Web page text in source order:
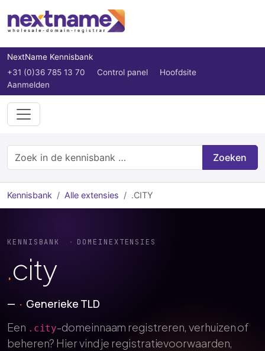
NextName Kennisbank
+31 (0)36 785 13 70
Control panel
Hoofdsite
Aanmelden
Zoeken
Kennisbank Alle extensies .CITY
KENNISBANK DOMEINEXTENSIES
.city
— Generieke TLD
Een .city-domeinnaam registreren, verhuizen of
beheren? Hier vind je registratievoorwaarden,